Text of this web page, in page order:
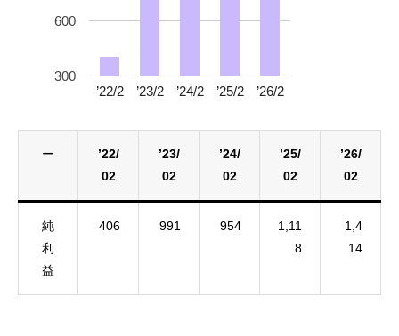
’22/2 ’23/2 ’24/2 ’25/2 ’26/2
300
600
ー
’22/
02
’23/
02
’24/
02
’25/
02
’26/
02
純
利
益
406 991 954
1,11
8
1,4
14